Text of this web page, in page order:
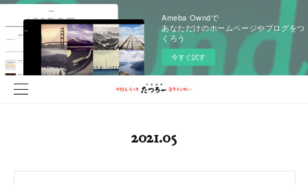
Ameba Owndで
あなただけのホームページやブログをつ
くろう
今すぐ試す
2021.05